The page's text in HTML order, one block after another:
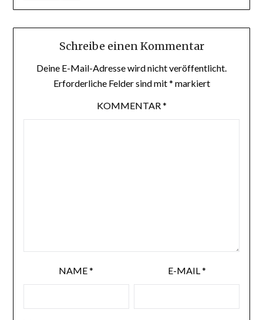
Schreibe einen Kommentar
Deine E-Mail-Adresse wird nicht veröffentlicht.
Erforderliche Felder sind mit* markiert
KOMMENTAR*
NAME* E-MAIL*